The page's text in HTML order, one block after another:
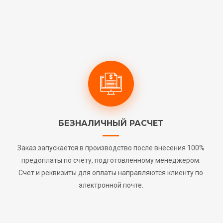
БЕЗНАЛИЧНЫЙ РАСЧЕТ
Заказ запускается в производство после внесения 100%
предоплаты по счету, подготовленному менеджером.
Счет и реквизиты для оплаты направляются клиенту по
электронной почте.